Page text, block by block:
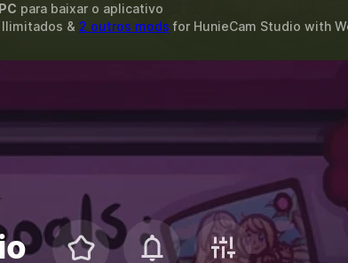
PC para baixar o aplicativo
& 2 outros mods for HunieCam Studio with